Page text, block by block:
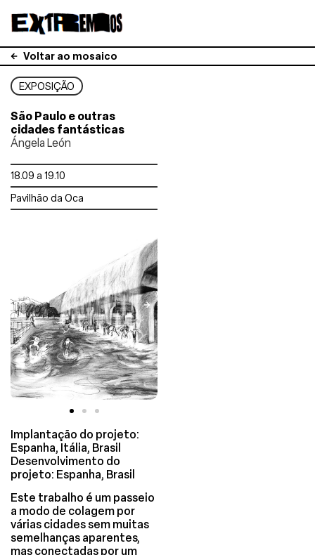
Voltar ao mosaico
EXPOSIÇÃO
São Paulo e outras
cidades fantásticas
Ángela León
18.09 a 19.10
Pavilhão da Oca
Implantação do projeto:
Espanha, Itália, Brasil
Desenvolvimento do
projeto: Espanha, Brasil
Este trabalho é um passeio
a modo de colagem por
várias cidades sem muitas
semelhanças aparentes,
mas conectadas por um